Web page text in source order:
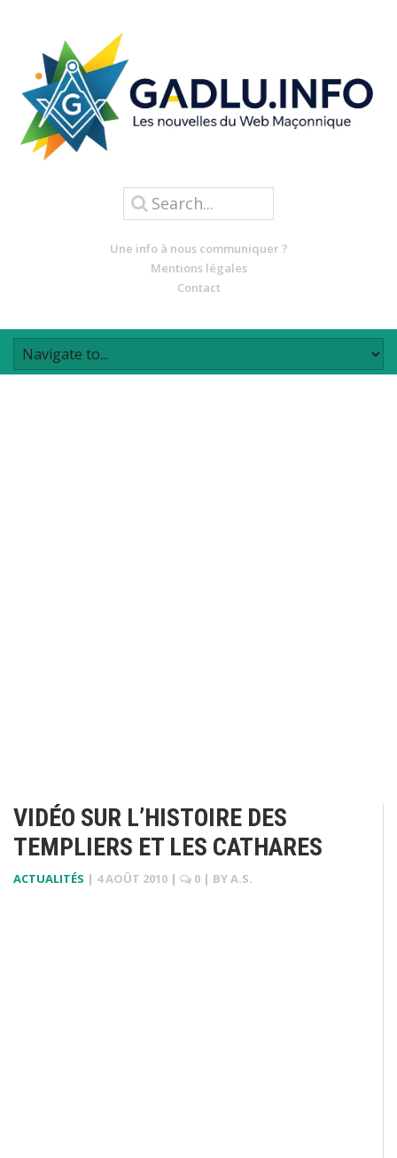
Une info à nous communiquer ?
Mentions légales
Contact
VIDÉO SUR L’HISTOIRE DES
TEMPLIERS ET LES CATHARES
ACTUALITÉS | 4 AOÛT 2010 | 0 | BYA.S.